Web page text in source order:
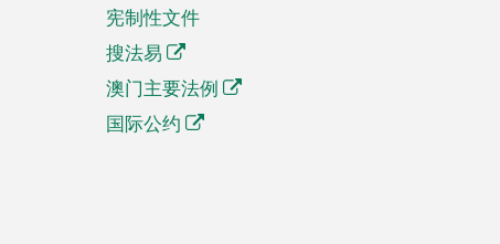
宪制性文件
搜法易
澳门主要法例
国际公约